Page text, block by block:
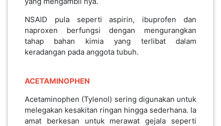
NSAID pula seperti aspirin, ibuprofen dan
naproxen berfungsi dengan mengurangkan
tahap bahan kimia yang terlibat dalam
keradangan pada anggota tubuh.
ACETAMINOPHEN
Acetaminophen (Tylenol) sering digunakan untuk
melegakan kesakitan ringan hingga sederhana. Ia
amat berkesan untuk merawat gejala seperti
LAIN-
SELECT NEGERI